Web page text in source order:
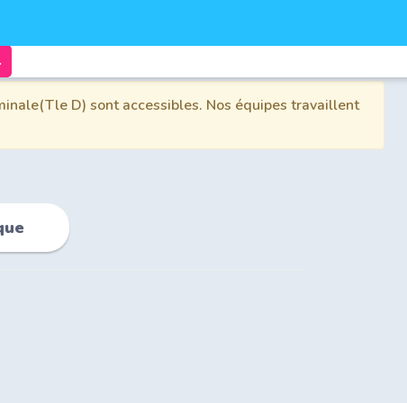
D) sont accessibles. Nos équipes travaillent